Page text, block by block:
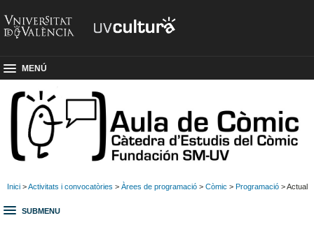
MENÚ
Inici >Activitats i convocatòries > Àrees de programació > Còmic > Programació > Actual
SUBMENU